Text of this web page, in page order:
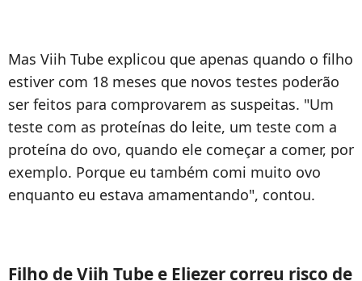
Mas Viih Tube explicou que apenas quando o filho
estiver com 18 meses que novos testes poderão
ser feitos para comprovarem as suspeitas. "Um
teste com as proteínas do leite, um teste com a
proteína do ovo, quando ele começar a comer, por
exemplo. Porque eu também comi muito ovo
enquanto eu estava amamentando", contou.
Filho de Viih Tube e Eliezer correu risco de